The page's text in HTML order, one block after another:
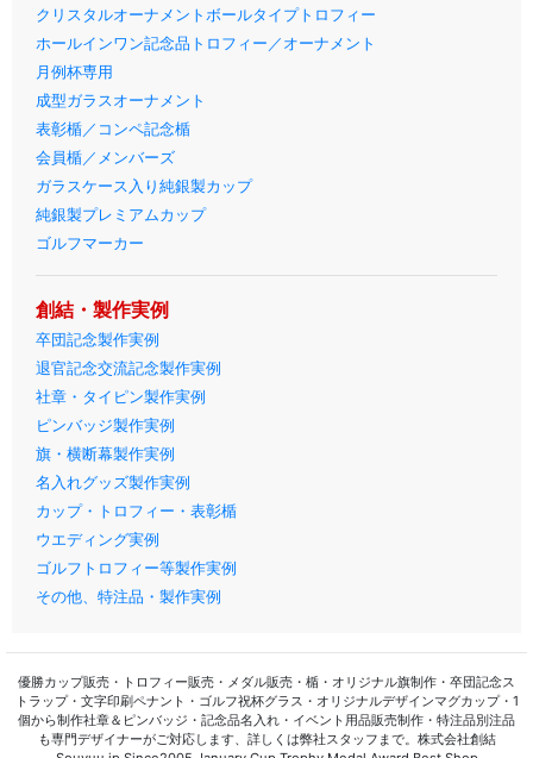
クリスタルオーナメントボールタイプトロフィー
ホールインワン記念品トロフィー／オーナメント
月例杯専用
成型ガラスオーナメント
表彰楯／コンペ記念楯
会員楯／メンバーズ
ガラスケース入り純銀製カップ
純銀製プレミアムカップ
ゴルフマーカー
創結・製作実例
卒団記念製作実例
退官記念交流記念製作実例
社章・タイピン製作実例
ピンバッジ製作実例
旗・横断幕製作実例
名入れグッズ製作実例
カップ・トロフィー・表彰楯
ウエディング実例
ゴルフトロフィー等製作実例
その他、特注品・製作実例
優勝カップ販売・トロフィー販売・メダル販売・楯・オリジナル旗制作・卒団記念ス
トラップ・文字印刷ペナント・ゴルフ祝杯グラス・オリジナルデザインマグカップ・1
個から制作社章＆ピンバッジ・記念品名入れ・イベント用品販売制作・特注品別注品
も専門デザイナーがご対応します、詳しくは弊社スタッフまで。株式会社創結